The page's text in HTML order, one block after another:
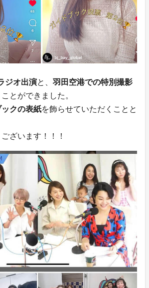
ジオ出演と、 羽田空港での特別撮影
とができました。
ックの表紙を飾らせていただくことと
ざいます！！！